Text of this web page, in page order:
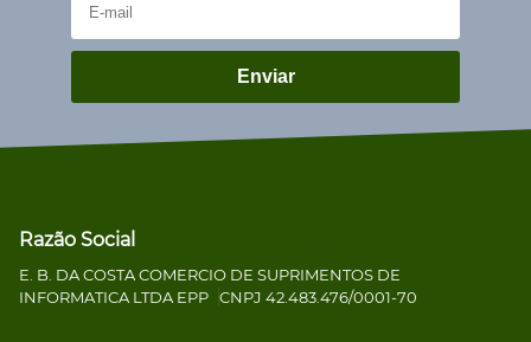
Enviar
Razão Social
E. B. DA COSTA COMERCIO DE SUPRIMENTOS DE
INFORMATICA LTDA EPP CNPJ 42.483.476/0001-70